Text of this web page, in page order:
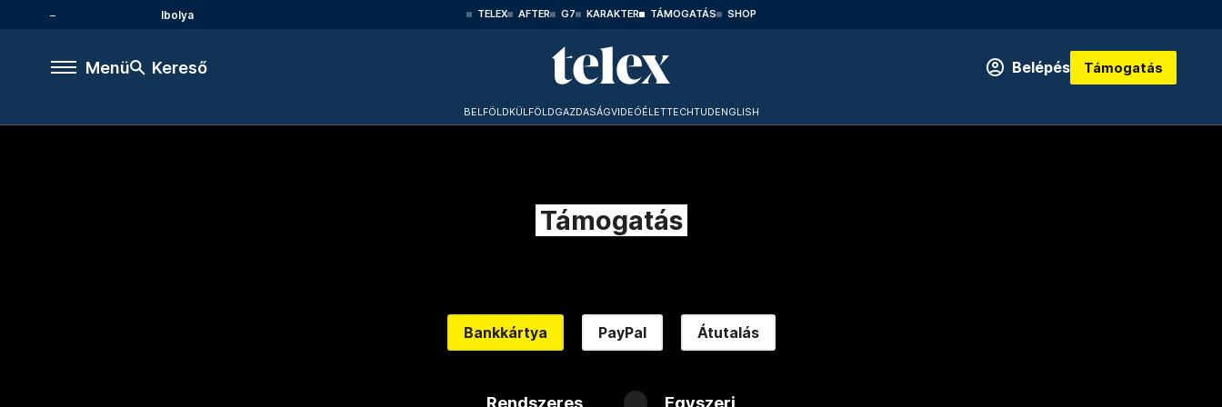
Ibolya TELEX AFTER G7 KARAKTER TÁMOGATÁS SHOP
Menü Kereső Belépés Támogatás
BELFÖLDKÜLFÖLDGAZDASÁGVIDEÓÉLETTECHTUDENGLISH
Támogatás
Bankkártya PayPal Átutalás
Rendszeres Egyszeri